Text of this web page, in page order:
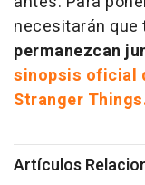
necesitarán que
permanezcan
sinopsis oficial
Stranger
Artículos